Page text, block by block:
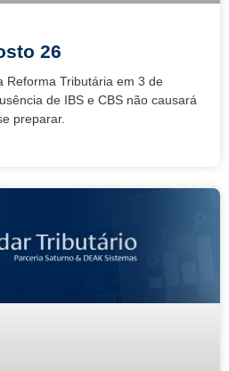
26
Reforma Tributária em 3 de
de IBS e CBS não causará
preparar.